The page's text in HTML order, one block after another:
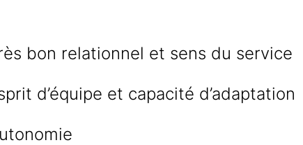
bon relationnel et sens du service
d’équipe et capacité d’adaptation